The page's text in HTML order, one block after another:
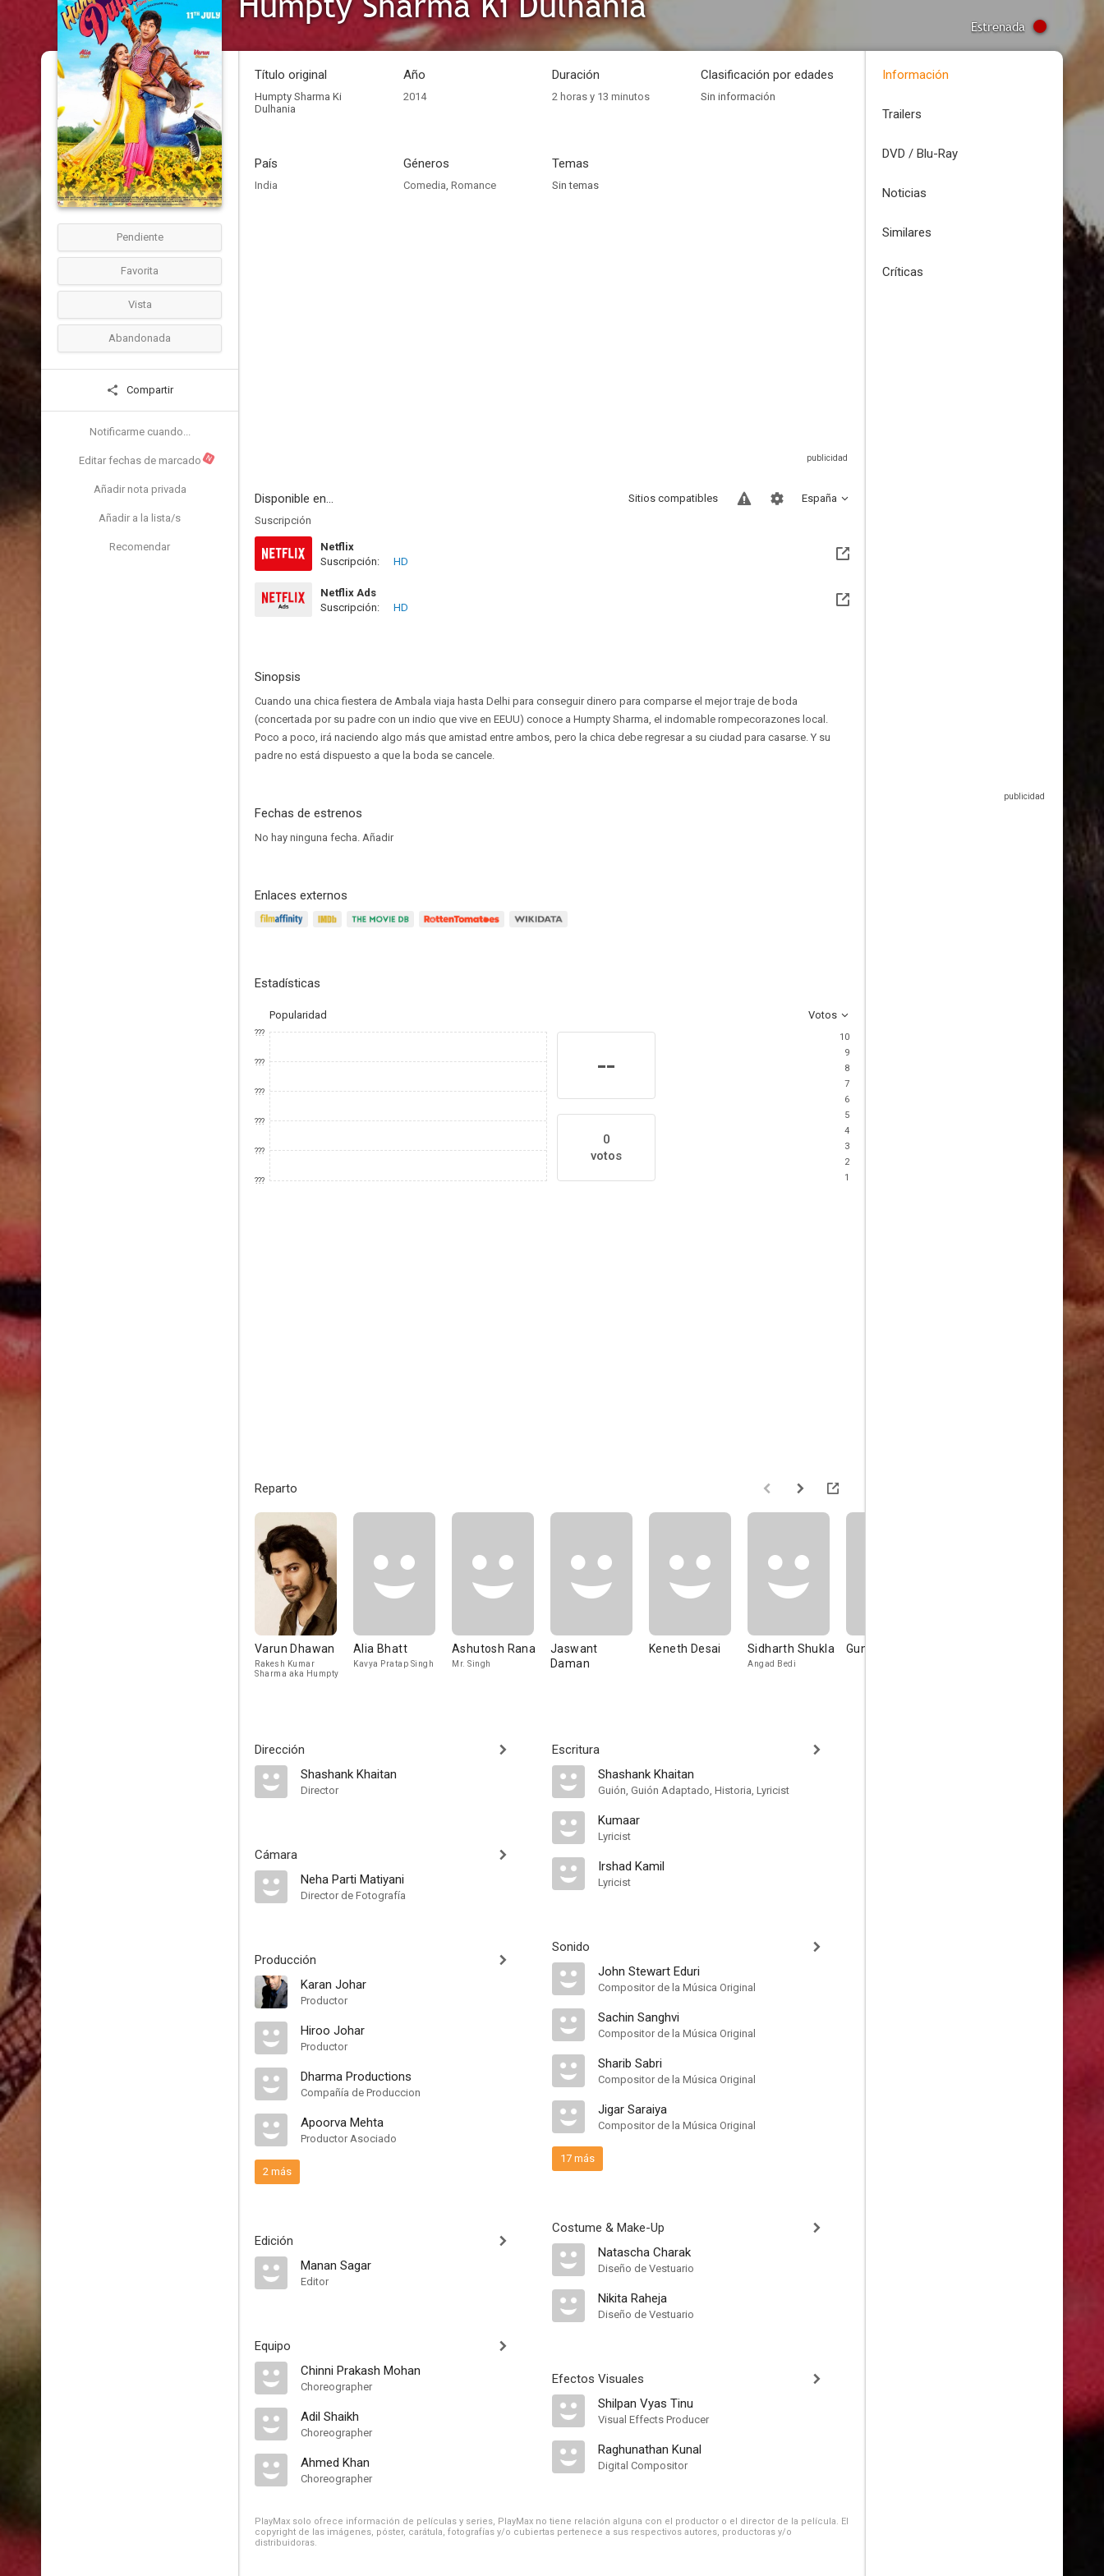
Estrenada
Pendiente
Favorita
Vista
Abandonada
Compartir
Notificarme cuando...
Editar fechas de marcado N
Añadir nota privada
Añadir a la lista/s
Recomendar
Título original
Humpty Sharma Ki
Dulhania
Año
2014
Duración
2 horas y 13 minutos
Clasificación por edades
Sin información
País
India
Géneros
Comedia, Romance
Temas
Sin temas
Disponible en... España
Sitios compatibles
Suscripción
Netflix
Suscripción:
HD
Netflix Ads
Suscripción:
HD
Sinopsis
Cuando una chica fiestera de Ambala viaja hasta Delhi para conseguir dinero para comparse el mejor traje de boda
(concertada por su padre con un indio que vive en EEUU) conoce a Humpty Sharma, el indomable rompecorazones local.
Poco a poco, irá naciendo algo más que amistad entre ambos, pero la chica debe regresar a su ciudad para casarse. Y su
padre no está dispuesto a que la boda se cancele.
Fechas de estrenos
No hay ninguna fecha. Añadir
Enlaces externos
Estadísticas
Popularidad Votos
???
???
???
???
???
???
--
0
votos
10
9
8
7
6
5
4
3
2
1
Reparto
Varun Dhawan
Rakesh Kumar
Sharma aka Humpty
Alia Bhatt
Kavya Pratap Singh
Ashutosh Rana
Mr. Singh
Jaswant
Daman
Keneth Desai Sidharth Shukla
Angad Bedi
Guncha Narula
Dirección
Shashank Khaitan
Director
Cámara
Neha Parti Matiyani
Director de Fotografía
Producción
Karan Johar
Productor
Hiroo Johar
Productor
Dharma Productions
Compañía de Produccion
Apoorva Mehta
Productor Asociado
2 más
Edición
Manan Sagar
Editor
Equipo
Chinni Prakash Mohan
Choreographer
Adil Shaikh
Choreographer
Ahmed Khan
Choreographer
Escritura
Shashank Khaitan
Guión, Guión Adaptado, Historia, Lyricist
Kumaar
Lyricist
Irshad Kamil
Lyricist
Sonido
John Stewart Eduri
Compositor de la Música Original
Sachin Sanghvi
Compositor de la Música Original
Sharib Sabri
Compositor de la Música Original
Jigar Saraiya
Compositor de la Música Original
17 más
Costume & Make-Up
Natascha Charak
Diseño de Vestuario
Nikita Raheja
Diseño de Vestuario
Efectos Visuales
Shilpan Vyas Tinu
Visual Effects Producer
Raghunathan Kunal
Digital Compositor
PlayMax solo ofrece información de películas y series, PlayMax no tiene relación alguna con el productor o el director de la película. El
copyright de las imágenes, póster, carátula, fotografías y/o cubiertas pertenece a sus respectivos autores, productoras y/o
distribuidoras.
Información
Trailers
DVD / Blu-Ray
Noticias
Similares
Críticas